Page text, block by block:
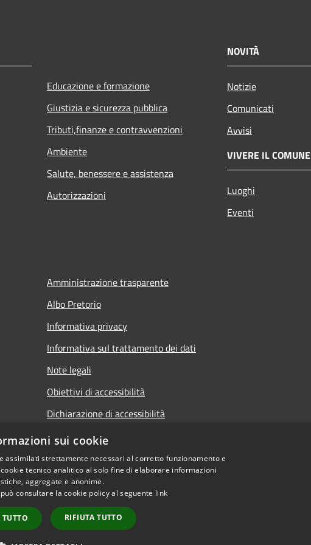
Educazione e formazione
Giustizia e sicurezza pubblica
Tributi,finanze e contravvenzioni
Ambiente
Salute, benessere e assistenza
Autorizzazioni
NOVITÀ
Notizie
Comunicati
Avvisi
VIVERE IL COMUNE
Luoghi
Eventi
Amministrazione trasparente
Albo Pretorio
Informativa privacy
Informativa sul trattamento dei dati
Note legali
Obiettivi di accessibilità
Dichiarazione di accessibilità
Copyright © 2026 • Comune di Terranova da Sibari • Powered by
sui cookie
assimilati strettamente necessari al corretto funzionamento e
tecnico analitico al solo fine di elaborare informazioni
aggregate e anonime.
consultare la cookie policy al seguente link
TUTTO RIFIUTA TUTTO